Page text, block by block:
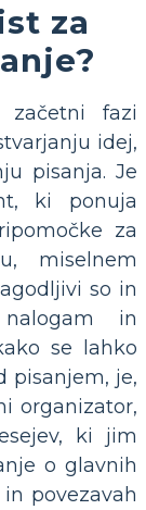
za
fazi
idej,
pisanja. Je
ki ponuja
za
miselnem
so in
in
se lahko
pisanjem, je,
organizator,
ki jim
o glavnih
povezavah